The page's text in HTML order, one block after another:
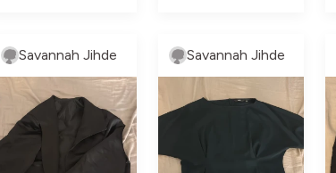
Savannah Jihde Savannah Jihde